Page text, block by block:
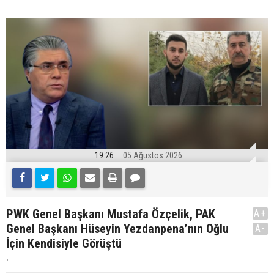
19:26 05 Ağustos 2026
PWK Genel Başkanı Mustafa Özçelik, PAK
Genel Başkanı Hüseyin Yezdanpena’nın Oğlu
İçin Kendisiyle Görüştü
.
A+
A-